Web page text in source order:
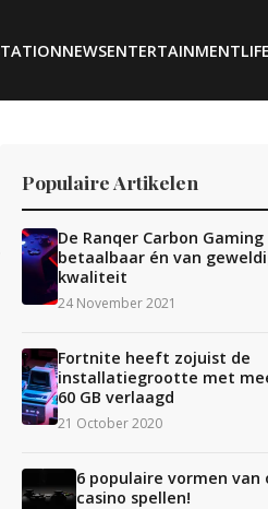
NEWSENTERTAINMENT
Populaire Artikelen
De Ranqer Carbon Gaming
betaalbaar én van
kwaliteit
24 November 2021
Fortnite heeft zojuist de
installatiegrootte met
60 GB verlaagd
21 October 2020
6 populaire vormen van
casino spellen!